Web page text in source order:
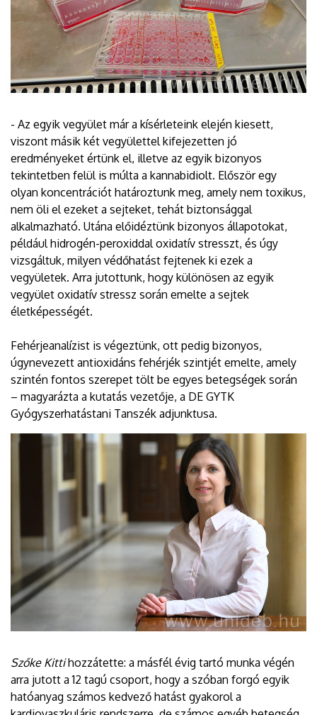
- Az egyik vegyület már a kísérleteink elején kiesett,
viszont másik két vegyülettel kifejezetten jó
eredményeket értünk el, illetve az egyik bizonyos
tekintetben felül is múlta a kannabidiolt. Először egy
olyan koncentrációt határoztunk meg, amely nem toxikus,
nem öli el ezeket a sejteket, tehát biztonsággal
alkalmazható. Utána előidéztünk bizonyos állapotokat,
például hidrogén-peroxiddal oxidatív stresszt, és úgy
vizsgáltuk, milyen védőhatást fejtenek ki ezek a
vegyületek. Arra jutottunk, hogy különösen az egyik
vegyület oxidatív stressz során emelte a sejtek
életképességét.
Fehérjeanalízist is végeztünk, ott pedig bizonyos,
úgynevezett antioxidáns fehérjék szintjét emelte, amely
szintén fontos szerepet tölt be egyes betegségek során
– magyarázta a kutatás vezetője, a DE GYTK
Gyógyszerhatástani Tanszék adjunktusa.
Szőke Kittihozzátette: a másfél évig tartó munka végén
arra jutott a 12 tagú csoport, hogy a szóban forgó egyik
hatóanyag számos kedvező hatást gyakorol a